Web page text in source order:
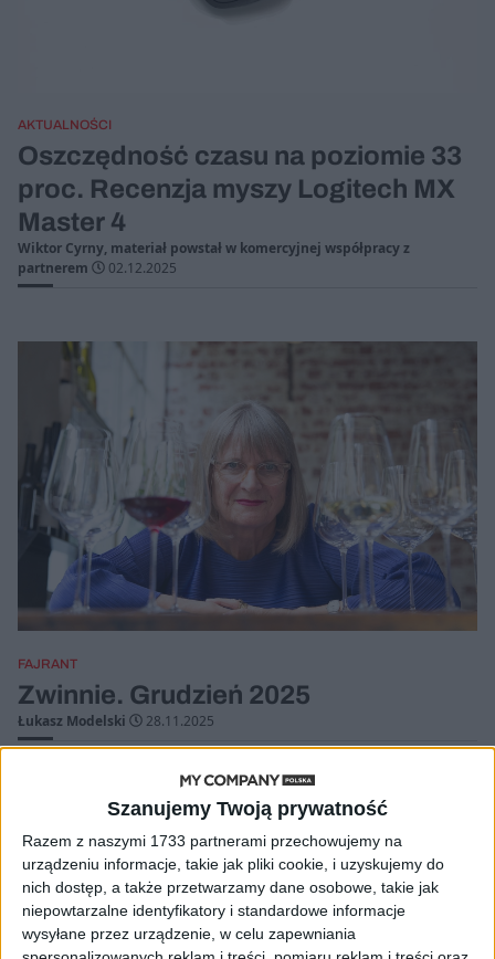
Szanujemy Twoją prywatność
Razem z naszymi 1733 partnerami przechowujemy na
urządzeniu informacje, takie jak pliki cookie, i uzyskujemy do
nich dostęp, a także przetwarzamy dane osobowe, takie jak
niepowtarzalne identyfikatory i standardowe informacje
wysyłane przez urządzenie, w celu zapewniania
AKTUALNOŚCI
Oszczędność czasu na poziomie 33
proc. Recenzja myszy Logitech MX
Master 4
Wiktor Cyrny, materiał powstał w komercyjnej współpracy z
partnerem
02.12.2025
FAJRANT
Zwinnie. Grudzień 2025
Łukasz Modelski 28.11.2025